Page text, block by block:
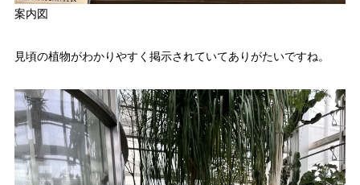
案内図
見頃の植物がわかりやすく掲示されていてありがたいですね。